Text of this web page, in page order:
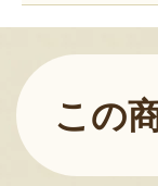
この